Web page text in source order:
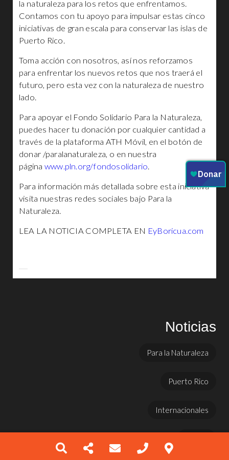
la naturaleza para los retos que enfrentamos.
Contamos con tu apoyo para impulsar estas cinco
iniciativas de gran escala para conservar las islas de
Puerto Rico.
Toma acción con nosotros, así nos reforzamos
para enfrentar los nuevos retos que nos traerá el
futuro, pero esta vez con la naturaleza de nuestro
lado.
Para apoyar el Fondo Solidario Para la Naturaleza,
puedes hacer tu donación por cualquier cantidad a
través de la plataforma ATH Móvil, en el botón de
donar /paralanaturaleza, o en nuestra
página www.pln.org/fondosolidario.
Para información más detallada sobre esta iniciativa
visita nuestras redes sociales bajo Para la
Naturaleza.
LEA LA NOTICIA COMPLETA EN EyBoricua.com
Noticias
Para la Naturaleza
Puerto Rico
Internacionales